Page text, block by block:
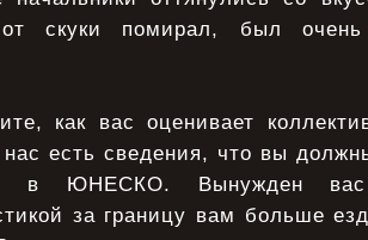
от скуки помирал, был очень
как вас оценивает
есть сведения, что вы
в ЮНЕСКО. Вынужден вас
за границу вам больше